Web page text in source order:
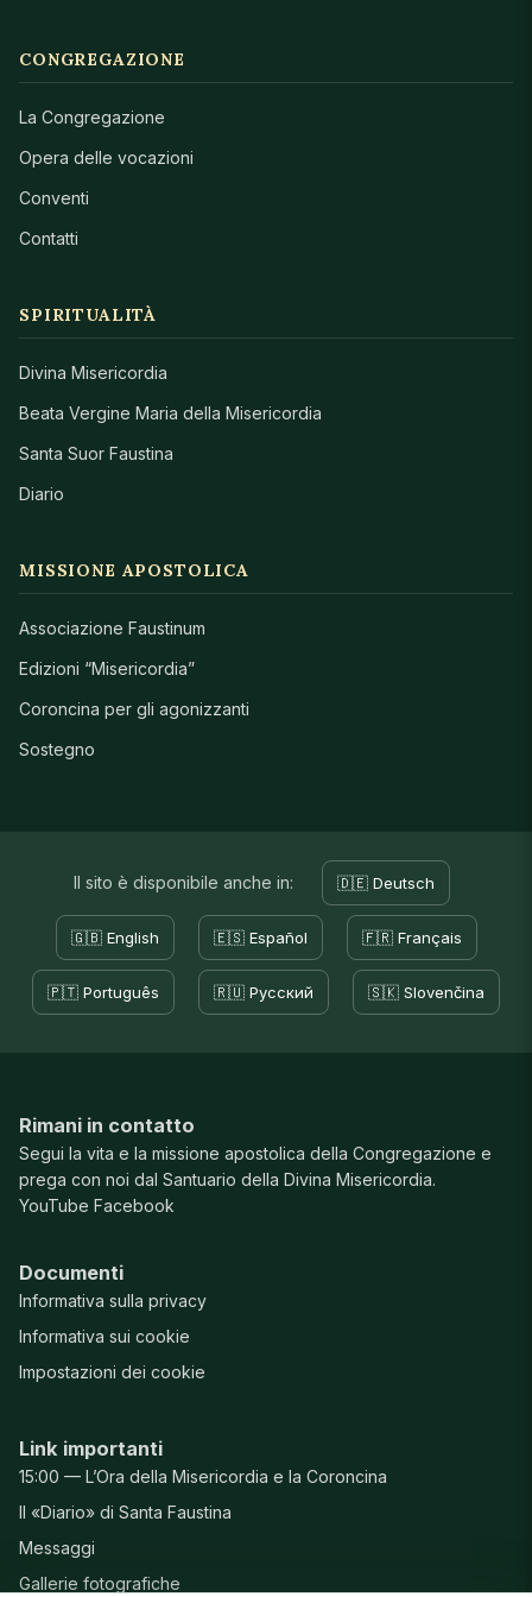
CONGREGAZIONE
La Congregazione
Opera delle vocazioni
Conventi
Contatti
SPIRITUALITÀ
Divina Misericordia
Beata Vergine Maria della Misericordia
Santa Suor Faustina
Diario
MISSIONE APOSTOLICA
Associazione Faustinum
Edizioni “Misericordia”
Coroncina per gli agonizzanti
Sostegno
Il sito è disponibile anche in: 🇩🇪 Deutsch
🇬🇧 English 🇪🇸 Español 🇫🇷 Français
🇵🇹 Português 🇷🇺 Русский 🇸🇰 Slovenčina
Rimani in contatto
Segui la vita e la missione apostolica della Congregazione e
prega con noi dal Santuario della Divina Misericordia.
YouTube Facebook
Documenti
Informativa sulla privacy
Informativa sui cookie
Impostazioni dei cookie
Link importanti
15:00 — L’Ora della Misericordia e la Coroncina
Il «Diario» di Santa Faustina
Messaggi
Gallerie fotografiche